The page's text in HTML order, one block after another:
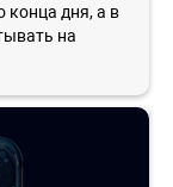
конца дня, а в
на